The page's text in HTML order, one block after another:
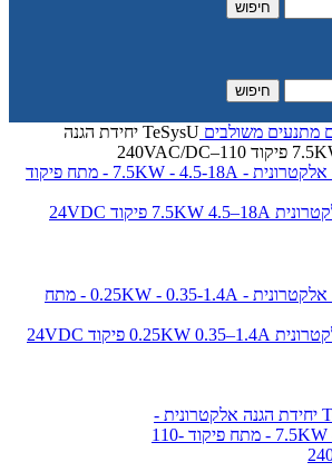
חיפוש
חיפוש
מתנעים משולבים
TeSysU יחידת הגנה